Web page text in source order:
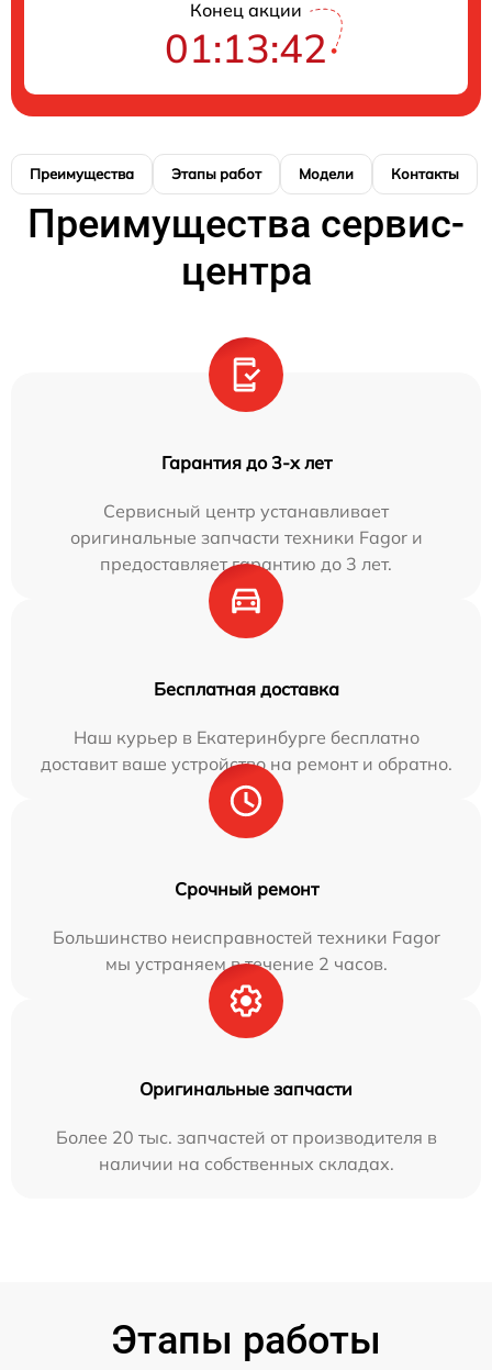
Конец акции
01:13:41
Преимущества Этапы работ Модели Контакты
Преимущества сервис-
центра
Гарантия до 3-х лет
Сервисный центр устанавливает
оригинальные запчасти техники Fagor и
предоставляет гарантию до 3 лет.
Бесплатная доставка
Наш курьер в Екатеринбурге бесплатно
доставит ваше устройство на ремонт и обратно.
Срочный ремонт
Большинство неисправностей техники Fagor
мы устраняем в течение 2 часов.
Оригинальные запчасти
Более 20 тыс. запчастей от производителя в
наличии на собственных складах.
Этапы работы